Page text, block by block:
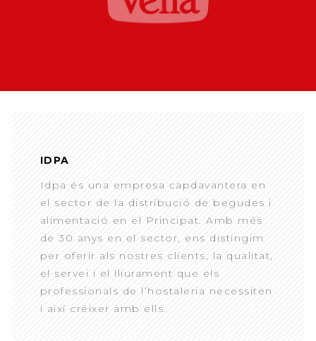
IDPA
Idpa és una empresa capdavantera en
el sector de la distribució de begudes i
alimentació en el Principat. Amb més
de 30 anys en el sector, ens distingim
per oferir als nostres clients, la qualitat,
el servei i el lliurament que els
professionals de l’hostaleria necessiten
i així créixer amb ells.